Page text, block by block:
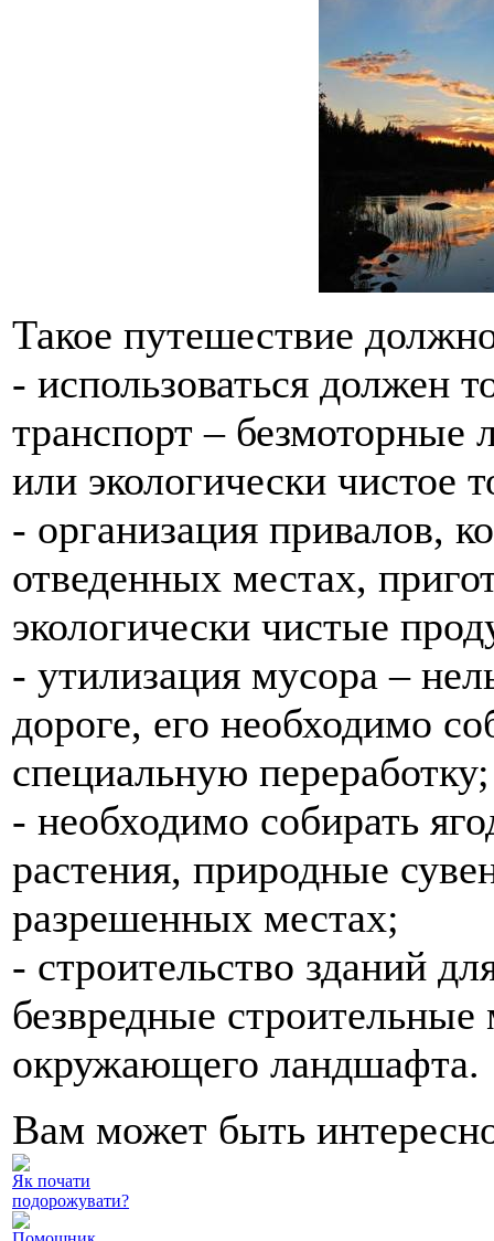
Такое путешествие
- использоваться должен
транспорт – безмоторные
или экологически чистое
- организация привалов,
отведенных местах,
экологически чистые
- утилизация мусора –
дороге, его необходимо
специальную переработку;
- необходимо собирать
растения, природные
разрешенных местах;
- строительство зданий
безвредные
окружающего ландшафта.
Вам может быть
Як почати
подорожувати?